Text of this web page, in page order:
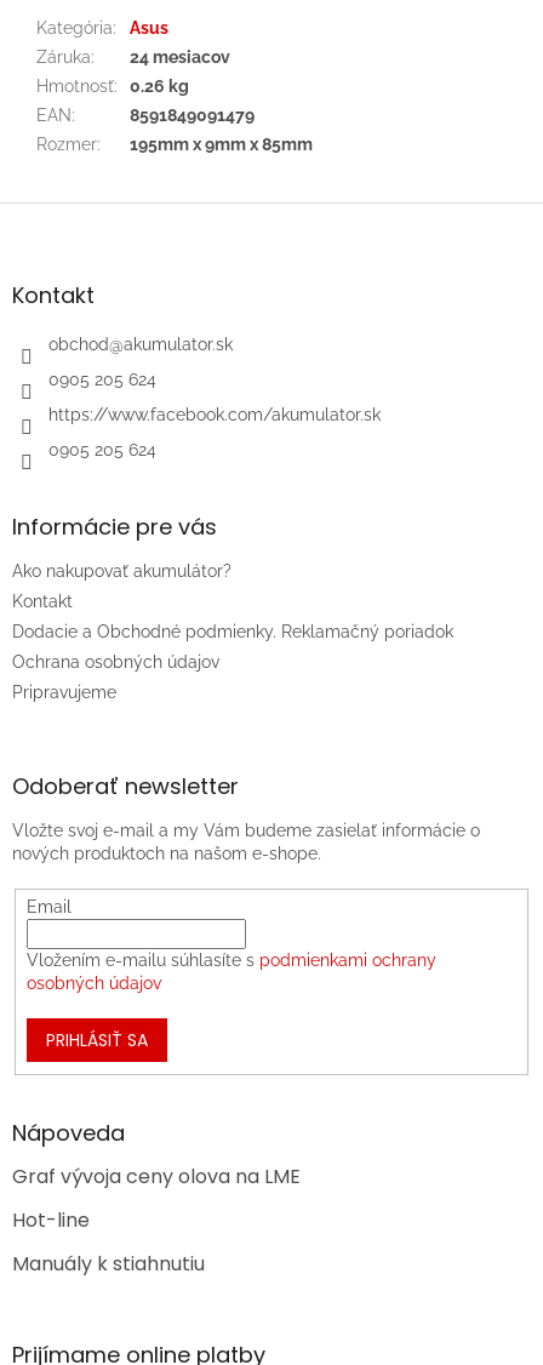
Kategória:
Asus
Záruka:
24 mesiacov
Hmotnosť:
0.26 kg
EAN:
8591849091479
Rozmer: 195mm x 9mm x 85mm
Z
äKontakt
obchod@akumulator.sk
0905 205 624
https://www.facebook.com/akumulator.sk
0905 205 624
Informácie pre vás
Ako nakupovať akumulátor?
Kontakt
Dodacie a Obchodné podmienky. Reklamačný poriadok
Ochrana osobných údajov
Pripravujeme
Odoberať newsletter
Vložte svoj e-mail a my Vám budeme zasielať informácie o
nových produktoch na našom e-shope.
Email
Vložením e-mailu súhlasíte s podmienkami ochrany
osobných údajov
PRIHLÁSIŤ SA
Nápoveda
Graf vývoja ceny olova na LME
Hot-line
Manuály k stiahnutiu
Prijímame online platby